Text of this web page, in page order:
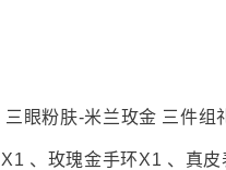
眼粉肤-米兰玫金 三件组
、玫瑰金手环X1 、真皮